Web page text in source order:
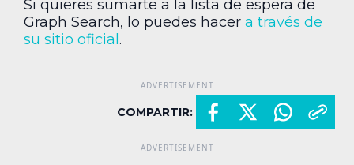
Si quieres sumarte a la lista de espera de
Graph Search, lo puedes hacer a través de
su sitio oficial .
COMPARTIR: